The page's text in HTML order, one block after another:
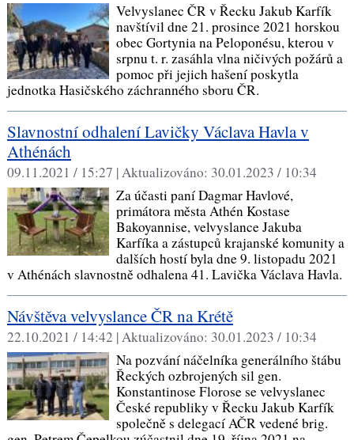
Velvyslanec ČR v Řecku Jakub Karfík
navštívil dne 21. prosince 2021 horskou
obec Gortynia na Peloponésu, kterou v
srpnu t. r. zasáhla vlna ničivých požárů a
pomoc při jejich hašení poskytla
jednotka Hasičského záchranného sboru ČR.
Slavnostní odhalení Lavičky Václava Havla v
Athénách
09.11.2021 / 15:27 |Aktualizováno: 30.01.2023 / 10:34
Za účasti paní Dagmar Havlové,
primátora města Athén Kostase
Bakoyannise, velvyslance Jakuba
Karfíka a zástupců krajanské komunity a
dalších hostí byla dne 9. listopadu 2021
v Athénách slavnostně odhalena 41. Lavička Václava Havla.
Návštěva velvyslance ČR na Krétě
22.10.2021 / 14:42 |Aktualizováno: 30.01.2023 / 10:34
Na pozvání náčelníka generálního štábu
Řeckých ozbrojených sil gen.
Konstantinose Florose se velvyslanec
České republiky v Řecku Jakub Karfík
společně s delegací AČR vedené brig.